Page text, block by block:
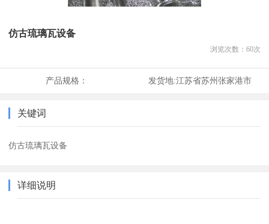
仿古琉璃瓦设备
浏览次数： 60次
产品规格： 发货地:江苏省苏州张家港市
关键词
仿古琉璃瓦设备
详细说明